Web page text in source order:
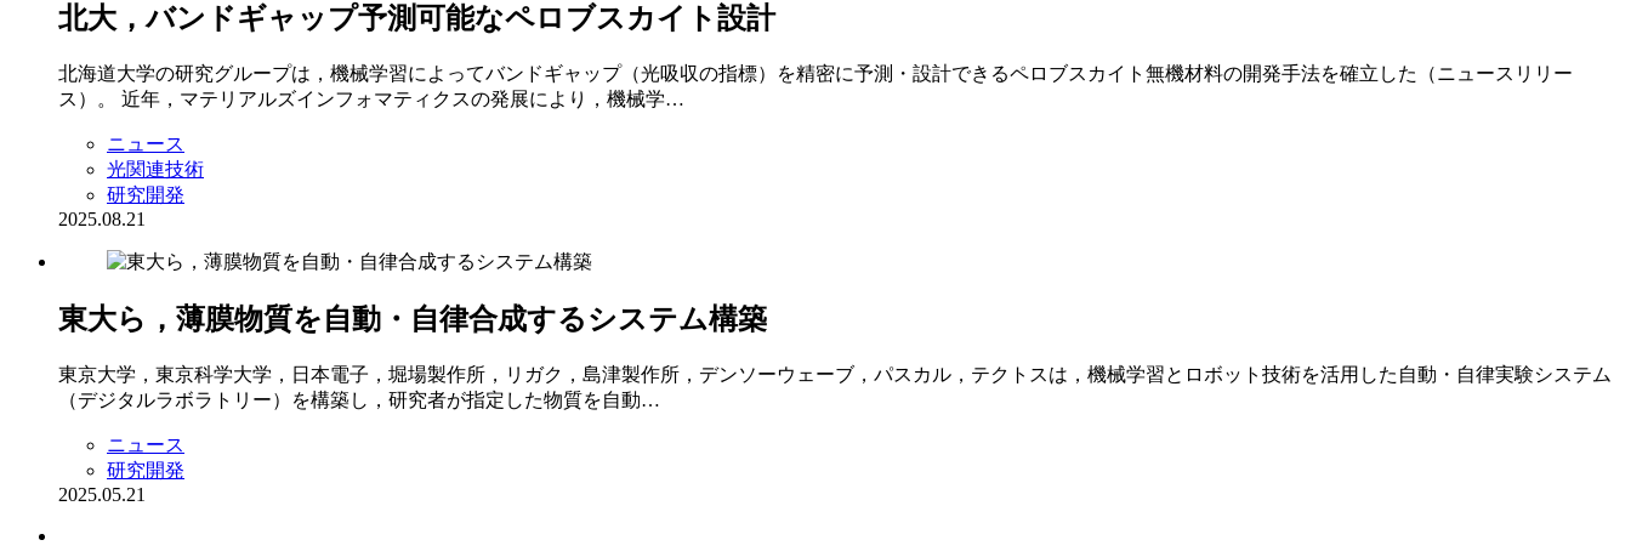
北大，バンドギャップ予測可能なペロブスカイト設計
北海道大学の研究グループは，機械学習によってバンドギャップ（光吸収の指標）を精密に予測・設計できるペロブスカイト無機材料の開発手法を確立した（ニュースリリー
ス）。 近年，マテリアルズインフォマティクスの発展により，機械学…
ニュース
光関連技術
研究開発
2025.08.21
東大ら，薄膜物質を自動・自律合成するシステム構築
東京大学，東京科学大学，日本電子，堀場製作所，リガク，島津製作所，デンソーウェーブ，パスカル，テクトスは，機械学習とロボット技術を活用した自動・自律実験システム
（デジタルラボラトリー）を構築し，研究者が指定した物質を自動…
ニュース
研究開発
2025.05.21